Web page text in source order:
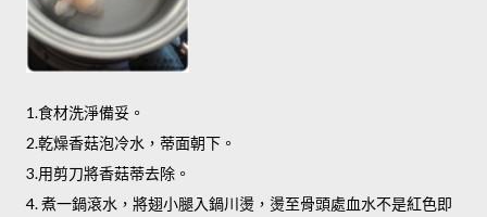
1.食材洗淨備妥。
2.乾燥香菇泡冷水，蒂面朝下。
3.用剪刀將香菇蒂去除。
4. 煮一鍋滾水，將翅小腿入鍋川燙，燙至骨頭處血水不是紅色即